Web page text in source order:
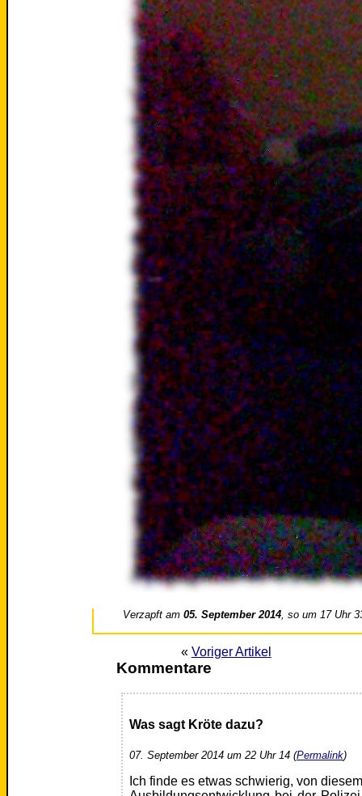
Verzapft am05. September 2014, so um 17 Uhr
« Voriger Artikel
Kommentare
Was sagt Kröte dazu?
07. September 2014 um 22 Uhr 14 (Permalink)
Ich finde es etwas schwierig, von